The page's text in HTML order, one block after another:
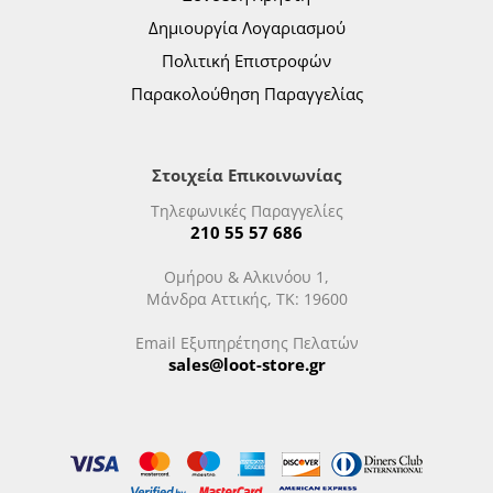
Δημιουργία Λογαριασμού
Πολιτική Επιστροφών
Παρακολούθηση Παραγγελίας
Στοιχεία Επικοινωνίας
Τηλεφωνικές Παραγγελίες
210 55 57 686
Ομήρου & Αλκινόου 1,
Μάνδρα Αττικής, ΤΚ: 19600
Email Εξυπηρέτησης Πελατών
sales@loot-store.gr